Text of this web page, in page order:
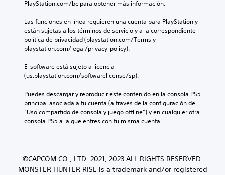
PlayStation.com/bc para obtener más información.
Las funciones en línea requieren una cuenta para PlayStation y
están sujetas a los términos de servicio y a la correspondiente
política de privacidad (playstation.com/Terms y
playstation.com/legal/privacy-policy).
El software está sujeto a licencia
(us.playstation.com/softwarelicense/sp).
Puedes descargar y reproducir este contenido en la consola PS5
principal asociada a tu cuenta (a través de la configuración de
“Uso compartido de consola y juego offline”) y en cualquier otra
consola PS5 a la que entres con tu misma cuenta.
©CAPCOM CO., LTD. 2021, 2023 ALL RIGHTS RESERVED.
MONSTER HUNTER RISE is a trademark and/or registered